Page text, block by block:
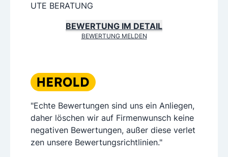
UTE BERATUNG
BEWERTUNG IM DETAIL
BEWERTUNG MELDEN
"Echte Bewertungen sind uns ein Anliegen,
daher löschen wir auf Firmenwunsch keine
negativen Bewertungen, außer diese verlet
zen unsere Bewertungsrichtlinien."